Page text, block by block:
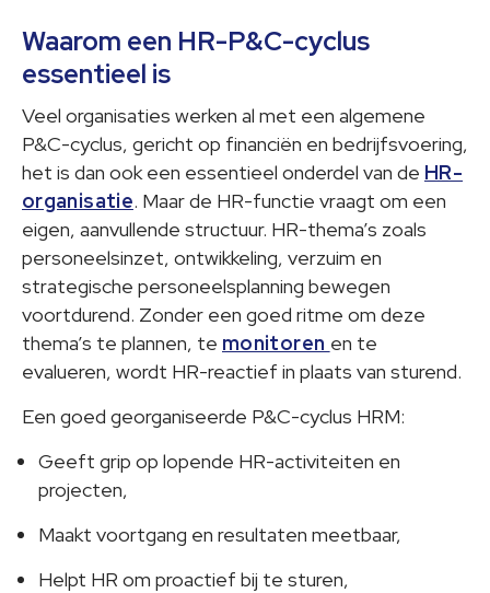
Waarom een HR-P&C-cyclus
essentieel is
Veel organisaties werken al met een algemene
P&C-cyclus, gericht op financiën en bedrijfsvoering,
het is dan ook een essentieel onderdel van de HR-
organisatie. Maar de HR-functie vraagt om een
eigen, aanvullende structuur. HR-thema’s zoals
personeelsinzet, ontwikkeling, verzuim en
strategische personeelsplanning bewegen
voortdurend. Zonder een goed ritme om deze
thema’s te plannen, te monitoren en te
evalueren, wordt HR-reactief in plaats van sturend.
Een goed georganiseerde P&C-cyclus HRM:
Geeft grip op lopende HR-activiteiten en
projecten,
Maakt voortgang en resultaten meetbaar,
Helpt HR om proactief bij te sturen,